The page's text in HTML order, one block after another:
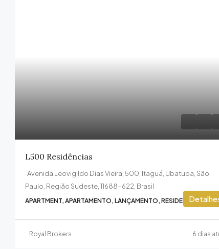
L500 Residências
Avenida Leovigildo Dias Vieira, 500, Itaguá, Ubatuba, São
Paulo, Região Sudeste, 11688-622, Brasil
APARTMENT, APARTAMENTO, LANÇAMENTO, RESIDENTIAL
Royal Brokers 6 dias